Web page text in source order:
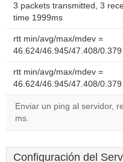
3 packets transmitted, 3
time 1999ms
rtt min/avg/max/mdev =
46.624/46.945/47.408/
rtt min/avg/max/mdev =
46.624/46.945/47.408/
Enviar un ping al servidor,
ms.
Configuración del